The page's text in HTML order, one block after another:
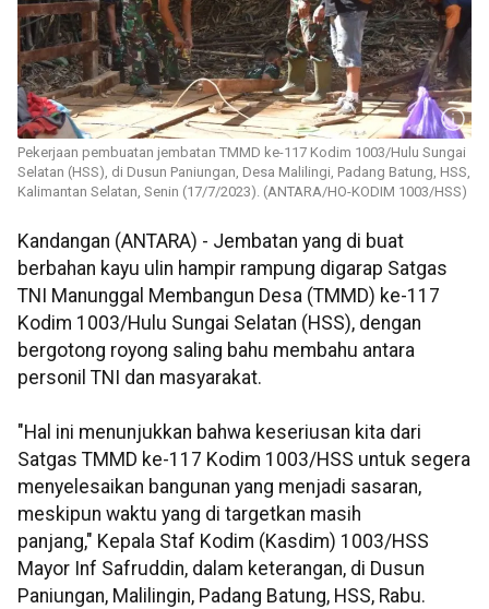
Pekerjaan pembuatan jembatan TMMD ke-117 Kodim 1003/Hulu Sungai
Selatan (HSS), di Dusun Paniungan, Desa Malilingi, Padang Batung, HSS,
Kalimantan Selatan, Senin (17/7/2023). (ANTARA/HO-KODIM 1003/HSS)
Kandangan (ANTARA) - Jembatan yang di buat
berbahan kayu ulin hampir rampung digarap Satgas
TNI Manunggal Membangun Desa (TMMD) ke-117
Kodim 1003/Hulu Sungai Selatan (HSS), dengan
bergotong royong saling bahu membahu antara
personil TNI dan masyarakat.
"Hal ini menunjukkan bahwa keseriusan kita dari
Satgas TMMD ke-117 Kodim 1003/HSS untuk segera
menyelesaikan bangunan yang menjadi sasaran,
meskipun waktu yang di targetkan masih
panjang," Kepala Staf Kodim (Kasdim) 1003/HSS
Mayor Inf Safruddin, dalam keterangan, di Dusun
Paniungan, Malilingin, Padang Batung, HSS, Rabu.